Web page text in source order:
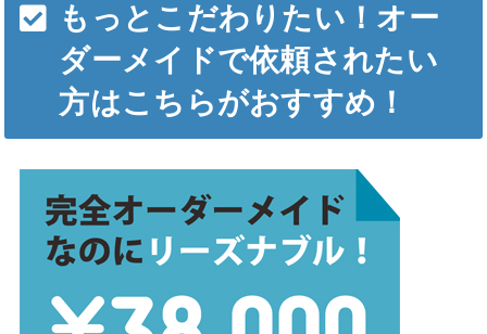
もっとこだわりたい！オー
ダーメイドで依頼されたい
方はこちらがおすすめ！